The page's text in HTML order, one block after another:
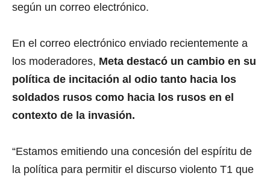
según un correo electrónico.
En el correo electrónico enviado recientemente a
los moderadores, Meta destacó un cambio en su
política de incitación al odio tanto hacia los
soldados rusos como hacia los rusos en el
contexto de la invasión.
“Estamos emitiendo una concesión del espíritu de
la política para permitir el discurso violento T1 que